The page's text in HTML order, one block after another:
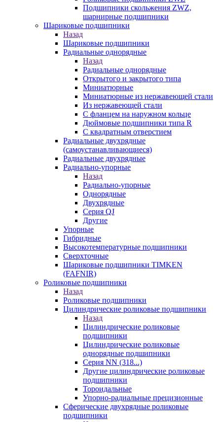
Подшипники скольжения ZWZ,
шарнирные подшипники
Шариковые подшипники
Назад
Шариковые подшипники
Радиальные однорядные
Назад
Радиальные однорядные
Открытого и закрытого типа
Миниатюрные
Миниатюрные из нержавеющей стали
Из нержавеющей стали
С фланцем на наружном кольце
Дюймовые подшипники типа R
С квадратным отверстием
Радиальные двухрядные
(самоустанавливающиеся)
Радиальные двухрядные
Радиально-упорные
Назад
Радиально-упорные
Однорядные
Двухрядные
Серия QJ
Другие
Упорные
Гибридные
Высокотемпературные подшипники
Сверхточные
Шариковые подшипники TIMKEN
(FAFNIR)
Роликовые подшипники
Назад
Роликовые подшипники
Цилиндрические роликовые подшипники
Назад
Цилиндрические роликовые
подшипники
Цилиндрические роликовые
однорядные подшипники
Серия NN (318...)
Другие цилиндрические роликовые
подшипники
Тороидальные
Упорно-радиальные прецизионные
Сферические двухрядные роликовые
подшипники